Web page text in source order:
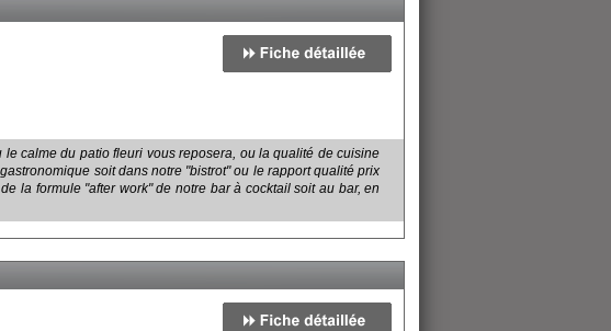
calme du patio fleuri vous reposera, ou la qualité de cuisine
soit dans notre "bistrot" ou le rapport qualité prix
la formule "after work" de notre bar à cocktail soit au bar, en